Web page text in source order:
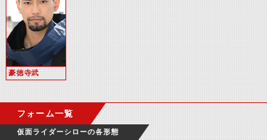
豪徳寺武
フォーム一覧
仮面ライダーシローの各形態